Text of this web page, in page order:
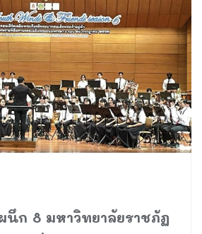
นึก 8 มหาวิทยาลัยราชภัฏ